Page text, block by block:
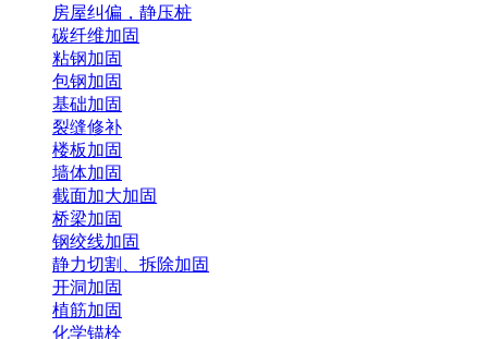
房屋纠偏，静压桩
碳纤维加固
粘钢加固
包钢加固
基础加固
裂缝修补
楼板加固
墙体加固
截面加大加固
桥梁加固
钢绞线加固
静力切割、拆除加固
开洞加固
植筋加固
化学锚栓